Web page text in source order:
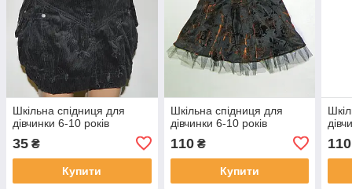
Шкільна спідниця для
дівчинки 6-10 років
35 ₴
Купити
Шкільна спідниця для
дівчинки 6-10 років
110₴
Купити
110